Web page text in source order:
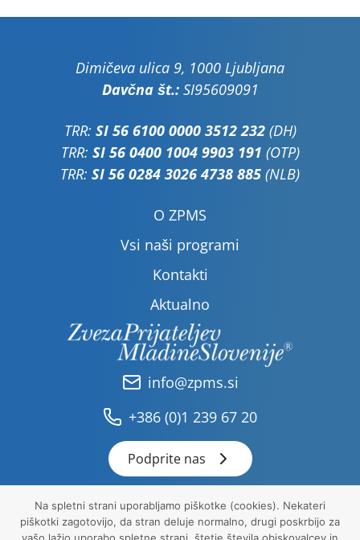
Dimičeva ulica 9, 1000 Ljubljana
Davčna št.:SI95609091
TRR: SI 56 6100 0000 3512 232(DH)
TRR: SI 56 0400 1004 9903 191 (OTP)
TRR: SI 56 0284 3026 4738 885 (NLB)
O ZPMS
Vsi naši programi
Kontakti
Aktualno
info@zpms.si
+386 (0)1 239 67 20
Podprite nas
Pravna obvestila
Na spletni strani uporabljamo piškotke (cookies). Nekateri
piškotki zagotovijo, da stran deluje normalno, drugi poskrbijo za